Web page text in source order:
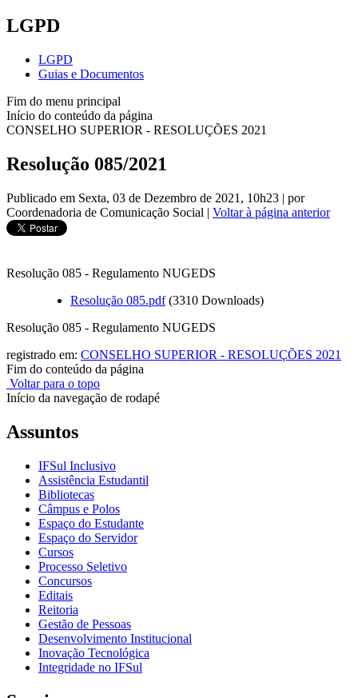
LGPD
LGPD
Guias e Documentos
Fim do menu principal
Início do conteúdo da página
CONSELHO SUPERIOR - RESOLUÇÕES 2021
Resolução 085/2021
Publicado em Sexta, 03 de Dezembro de 2021, 10h23 | por
Coordenadoria de Comunicação Social | Voltar à página anterior
Resolução 085 - Regulamento NUGEDS
Resolução 085.pdf (3310 Downloads)
Resolução 085 - Regulamento NUGEDS
registrado em: CONSELHO SUPERIOR - RESOLUÇÕES 2021
Fim do conteúdo da página
Voltar para o topo
Início da navegação de rodapé
Assuntos
IFSul Inclusivo
Assistência Estudantil
Bibliotecas
Câmpus e Polos
Espaço do Estudante
Espaço do Servidor
Cursos
Processo Seletivo
Concursos
Editais
Reitoria
Gestão de Pessoas
Desenvolvimento Institucional
Inovação Tecnológica
Integridade no IFSul